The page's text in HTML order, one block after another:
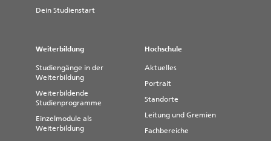
Besucheradresse: Haus 1, Raum 2.09
Dein Studienstart
Weiterbildung
Studiengänge in der
Weiterbildung
Weiterbildende
Studienprogramme
Einzelmodule als
Weiterbildung
Hochschule
Aktuelles
Portrait
Standorte
Leitung und Gremien
Fachbereiche